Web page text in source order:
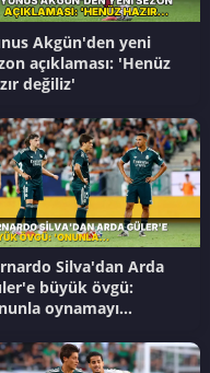
Akgün'den yeni
açıklaması: 'Henüz
değiliz'
Silva'dan Arda
büyük övgü:
oynamayı